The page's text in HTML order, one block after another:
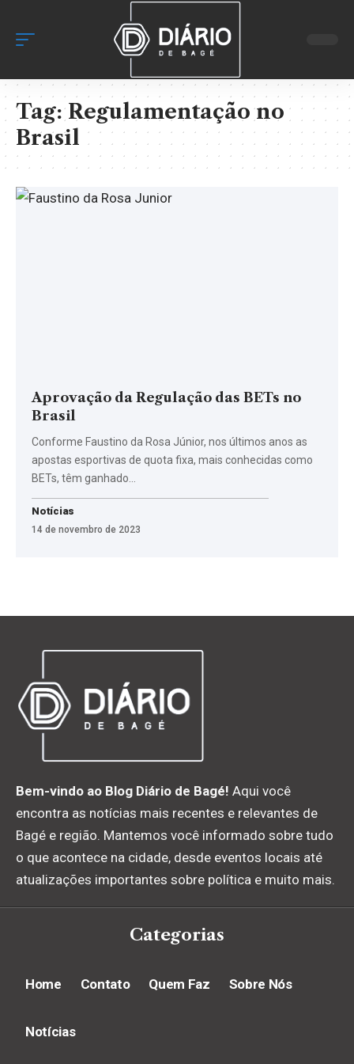
Tag:Regulamentação no
Brasil
Aprovação da Regulação das BETs no
Brasil
Conforme Faustino da Rosa Júnior, nos últimos anos as
apostas esportivas de quota fixa, mais conhecidas como
BETs, têm ganhado…
Notícias
14 de novembro de 2023
Bem-vindo ao Blog Diário de Bagé! Aqui você
encontra as notícias mais recentes e relevantes de
Bagé e região. Mantemos você informado sobre tudo
o que acontece na cidade, desde eventos locais até
atualizações importantes sobre política e muito mais.
Categorias
Home Contato Quem Faz Sobre Nós
Notícias